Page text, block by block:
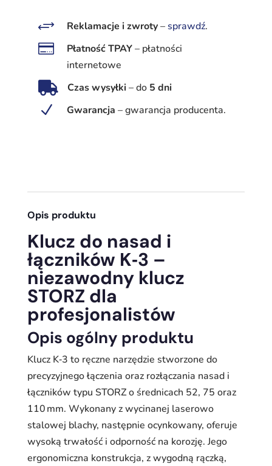
i
łączników
K‑3
stalowy
klucz
+ Reklamacje i zwroty–sprawdź.
 Płatność TPAY– płatności
internetowe
 Czas wysyłki–do 5 dni
N Gwarancja –gwarancja producenta.
Opis produktu
Klucz do nasad i
łączników K‑3 –
niezawodny klucz
STORZ dla
profesjonalistów
Opis ogólny produktu
Klucz K‑3 to ręczne narzędzie stworzone do
precyzyjnego łączenia oraz rozłączania nasad i
łączników typu STORZ o średnicach 52, 75 oraz
110 mm. Wykonany z wycinanej laserowo
stalowej blachy, następnie ocynkowany, oferuje
wysoką trwałość i odporność na korozję. Jego
ergonomiczna konstrukcja, z wygodną rączką,